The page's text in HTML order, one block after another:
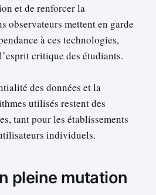
et de renforcer la
observateurs mettent en garde
à ces technologies,
critique des étudiants.
des données et la
utilisés restent des
tant pour les établissements
individuels.
pleine mutation